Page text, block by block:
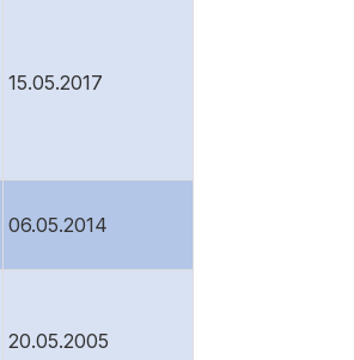
15.05.2017
06.05.2014
20.05.2005